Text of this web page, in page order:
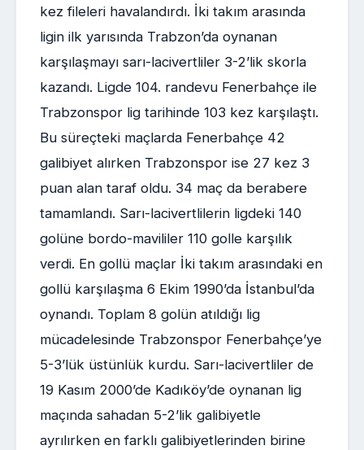
kez fileleri havalandırdı. İki takım arasında
ligin ilk yarısında Trabzon’da oynanan
karşılaşmayı sarı-lacivertliler 3-2’lik skorla
kazandı. Ligde 104. randevu Fenerbahçe ile
Trabzonspor lig tarihinde 103 kez karşılaştı.
Bu süreçteki maçlarda Fenerbahçe 42
galibiyet alırken Trabzonspor ise 27 kez 3
puan alan taraf oldu. 34 maç da berabere
tamamlandı. Sarı-lacivertlilerin ligdeki 140
golüne bordo-mavililer 110 golle karşılık
verdi. En gollü maçlar İki takım arasındaki en
gollü karşılaşma 6 Ekim 1990’da İstanbul’da
oynandı. Toplam 8 golün atıldığı lig
mücadelesinde Trabzonspor Fenerbahçe’ye
5-3’lük üstünlük kurdu. Sarı-lacivertliler de
19 Kasım 2000’de Kadıköy’de oynanan lig
maçında sahadan 5-2’lik galibiyetle
ayrılırken en farklı galibiyetlerinden birine